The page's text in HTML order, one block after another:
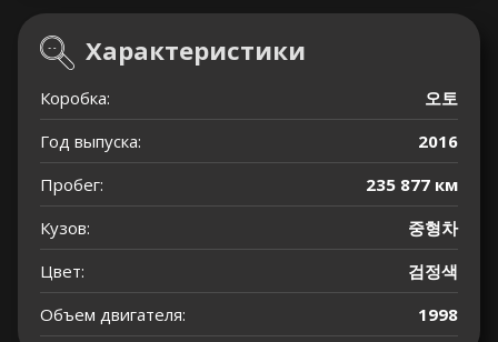
Характеристики
Коробка:
오토
Год выпуска:
2016
Пробег:
235 877 км
Кузов:
중형차
Цвет:
검정색
Объем двигателя:
1998